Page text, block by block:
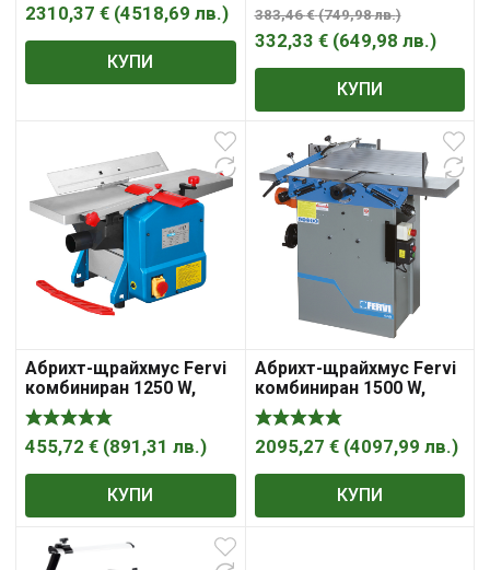
2310,37 € (4518,69 лв.)
КУПИ
383,46€ (749,98лв.)
332,33 € (649,98 лв.)
КУПИ
Абрихт-щрайхмус Fervi
комбиниран 1250 W,
8000 об./мин, 204 мм,
0686/200
455,72 € (891,31 лв.)
КУПИ
Абрихт-щрайхмус Fervi
комбиниран 1500 W,
4000 об./мин, 250 мм,
0749
2095,27 € (4097,99 лв.)
КУПИ